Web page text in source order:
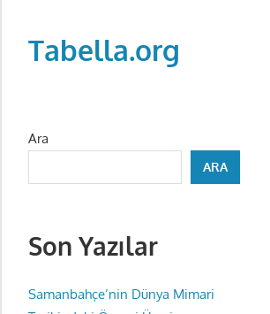
contentTabella.org
Ara
ARA
Son Yazılar
Samanbahçe’nin Dünya Mimari